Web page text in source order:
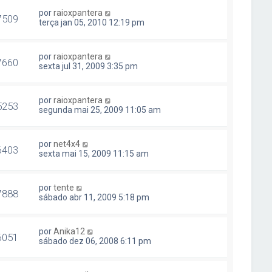
porraioxpantera
terça jan 05, 2010 12:19 pm
porraioxpantera
sexta jul 31, 2009 3:35 pm
porraioxpantera
segunda mai 25, 2009 11:05 am
pornet4x4
sexta mai 15, 2009 11:15 am
portente
sábado abr 11, 2009 5:18 pm
porAnika12
sábado dez 06, 2008 6:11 pm